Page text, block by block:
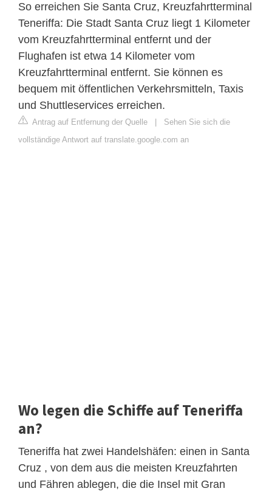
So erreichen Sie Santa Cruz, Kreuzfahrtterminal
Teneriffa: Die Stadt Santa Cruz liegt 1 Kilometer
vom Kreuzfahrtterminal entfernt und der
Flughafen ist etwa 14 Kilometer vom
Kreuzfahrtterminal entfernt. Sie können es
bequem mit öffentlichen Verkehrsmitteln, Taxis
und Shuttleservices erreichen.
Antrag auf Entfernung der Quelle
Sehen Sie sich die
vollständige Antwort auf translate.google.com an
Wo legen die Schiffe auf Teneriffa
an?
Teneriffa hat zwei Handelshäfen: einen in Santa
Cruz , von dem aus die meisten Kreuzfahrten
und Fähren ablegen, die die Insel mit Gran